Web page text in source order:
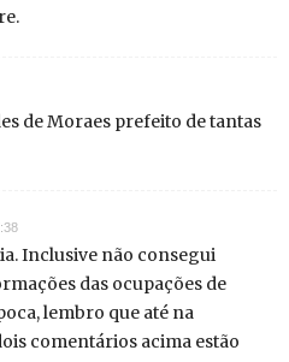
de Moraes prefeito de tantas
Inclusive não consegui
das ocupações de
lembro que até na
comentários acima estão